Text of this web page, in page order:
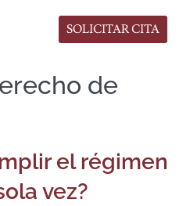
SOLICITAR CITA
de
el régimen
vez?